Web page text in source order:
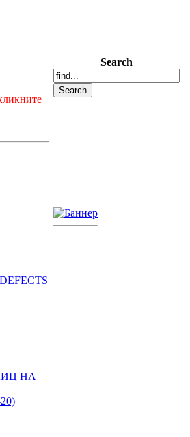
НА
Search